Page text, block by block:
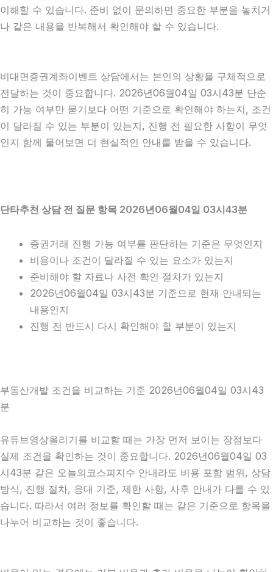
이해할 수 있습니다. 준비 없이 문의하면 중요한 부분을 놓치거
나 같은 내용을 반복해서 확인해야 할 수 있습니다.
비대면증권계좌이벤트 상담에서는 본인의 상황을 구체적으로
전달하는 것이 중요합니다. 2026년06월04일 03시43분 단순
히 가능 여부만 묻기보다 어떤 기준으로 확인해야 하는지, 조건
이 달라질 수 있는 부분이 있는지, 진행 전 필요한 사항이 무엇
인지 함께 물어보면 더 현실적인 안내를 받을 수 있습니다.
단타추천 상담 전 질문 항목 2026년06월04일 03시43분
증권거래 진행 가능 여부를 판단하는 기준은 무엇인지
비용이나 조건이 달라질 수 있는 요소가 있는지
준비해야 할 자료나 사전 확인 절차가 있는지
2026년06월04일 03시43분 기준으로 현재 안내되는
내용인지
진행 전 반드시 다시 확인해야 할 부분이 있는지
부동산개발 조건을 비교하는 기준 2026년06월04일 03시43
분
유튜브영상올리기를 비교할 때는 가장 먼저 보이는 장점보다
실제 조건을 확인하는 것이 중요합니다. 2026년06월04일 03
시43분 같은 오늘의코스피지수 안내라도 비용 포함 범위, 상담
방식, 진행 절차, 응대 기준, 제한 사항, 사후 안내가 다를 수 있
습니다. 따라서 여러 정보를 확인할 때는 같은 기준으로 항목을
나누어 비교하는 것이 좋습니다.